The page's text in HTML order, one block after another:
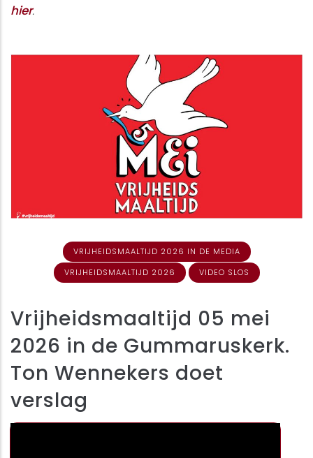
hier.
VRIJHEIDSMAALTIJD 2026 IN DE MEDIA
VRIJHEIDSMAALTIJD 2026
VIDEO SLOS
Vrijheidsmaaltijd 05 mei
2026 in de Gummaruskerk.
Ton Wennekers doet
verslag